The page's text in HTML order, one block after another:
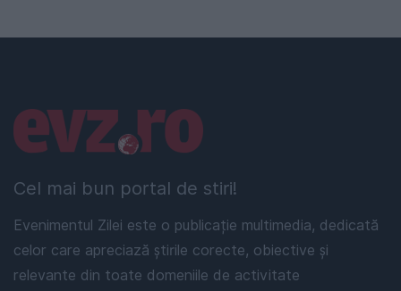
Cel mai bun portal de stiri!
Evenimentul Zilei este o publicație multimedia, dedicată
celor care apreciază știrile corecte, obiective și
relevante din toate domeniile de activitate
Linkuri utile